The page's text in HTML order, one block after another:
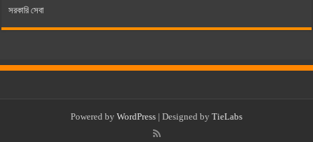
সরকারি সেবা
Powered by WordPress | Designed by TieLabs